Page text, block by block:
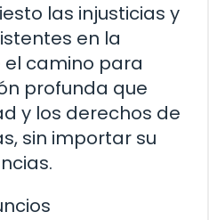
las injusticias y
en la
camino para
profunda que
y los derechos de
sin importar su